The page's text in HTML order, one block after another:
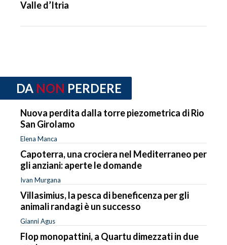
Valle d’Itria
DA NON PERDERE
Nuova perdita dalla torre piezometrica di Rio
San Girolamo
Elena Manca
Capoterra, una crociera nel Mediterraneo per
gli anziani: aperte le domande
Ivan Murgana
Villasimius, la pesca di beneficenza per gli
animali randagi è un successo
Gianni Agus
Flop monopattini, a Quartu dimezzati in due